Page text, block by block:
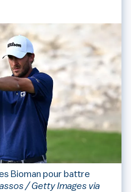
Bioman pour battre
/ Getty Images via